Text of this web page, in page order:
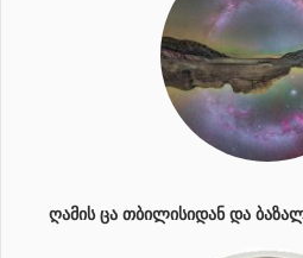
ᲦᲐᲛᲘᲡ ᲪᲐ ᲗᲑᲘᲚᲘᲡᲘᲓᲐᲜ ᲓᲐ